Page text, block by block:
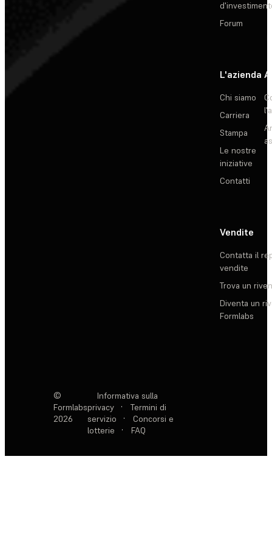
Forum
L'azienda
Chi siamo
Carriera
Stampa
Le nostre
iniziative
Contatti
Vendite
Contatta il
vendite
Trova un
Diventa un
Formlabs
©
Formlabs
2026
Informativa sulla
privacy
·
Termini di
servizio
·
Concorsi e
lotterie
· FAQ